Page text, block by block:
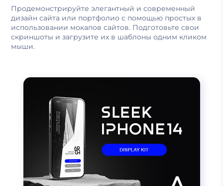
Продемонстрируйте элегантный и современный
дизайн сайта или портфолио с помощью простых в
использовании мокапов сайтов. Подготовьте свои
скриншоты и загрузите их в шаблоны одним кликом
мыши.